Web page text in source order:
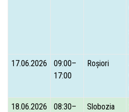
17.06.2026
09:00–
17:00
Roșiori
18.06.2026
08:30–
Slobozia